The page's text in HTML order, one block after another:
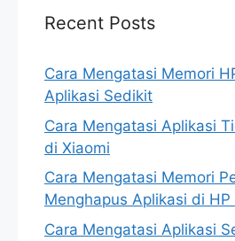
Recent Posts
Cara Mengatasi Memori
Aplikasi Sedikit
Cara Mengatasi Aplikasi
di Xiaomi
Cara Mengatasi Memori
Menghapus Aplikasi di HP
Cara Mengatasi Aplikasi